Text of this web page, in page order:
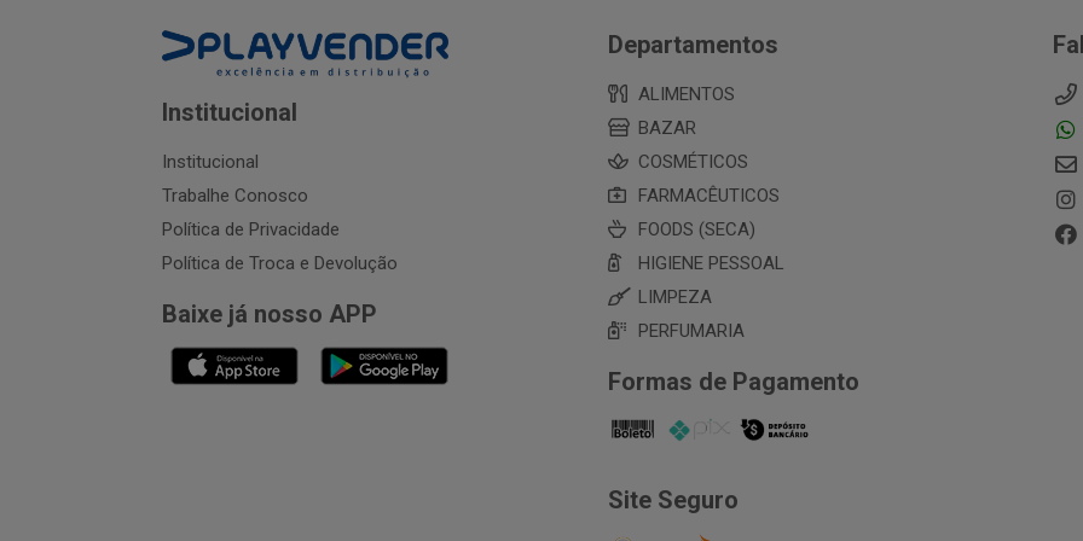
Institucional
Institucional
Trabalhe Conosco
Política de Privacidade
Política de Troca e Devolução
Baixe já nosso APP
Departamentos
ALIMENTOS
BAZAR
COSMÉTICOS
FARMACÊUTICOS
FOODS (SECA)
HIGIENE PESSOAL
LIMPEZA
PERFUMARIA
Formas de Pagamento
Site Seguro